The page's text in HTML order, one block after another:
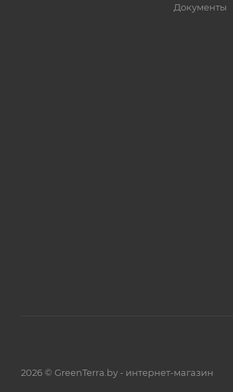
Документы
2026 © GreenTerra.by - интернет-магазин